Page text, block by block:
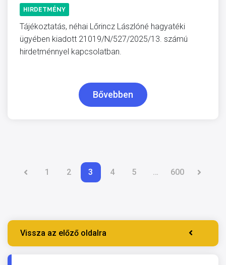
HIRDETMÉNY
Tájékoztatás, néhai Lőrincz Lászlóné hagyatéki
ügyében kiadott 21019/N/527/2025/13. számú
hirdetménnyel kapcsolatban.
Bővebben
1 2 3 4 5 … 600
Vissza az előző oldalra